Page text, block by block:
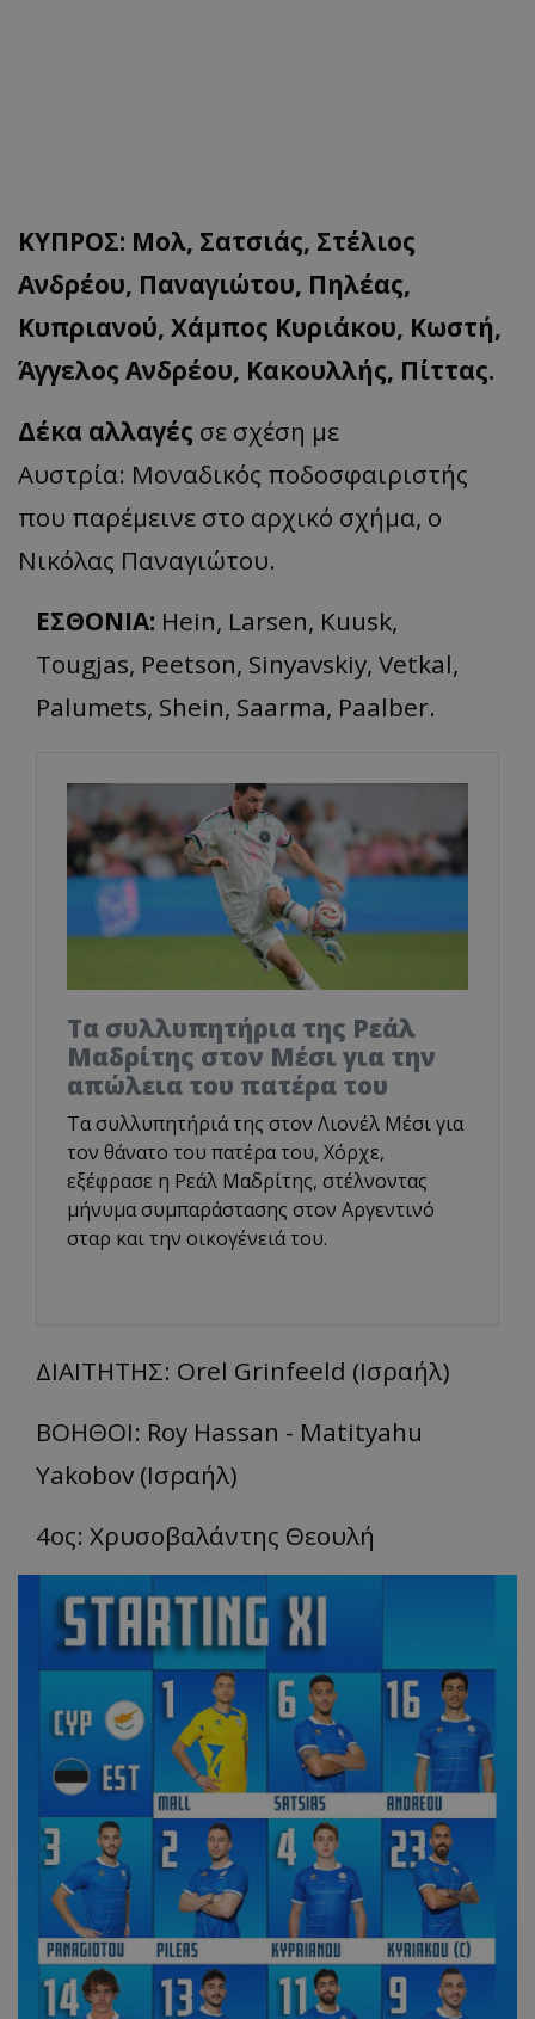
ΚΥΠΡΟΣ: Μολ, Σατσιάς, Στέλιος
Ανδρέου, Παναγιώτου, Πηλέας,
Κυπριανού, Χάμπος Κυριάκου, Κωστή,
Άγγελος Ανδρέου, Κακουλλής, Πίττας.
Δέκα αλλαγές σε σχέση με
Αυστρία: Μοναδικός ποδοσφαιριστής
που παρέμεινε στο αρχικό σχήμα, ο
Νικόλας Παναγιώτου.
ΕΣΘΟΝΙΑ: Hein, Larsen, Kuusk,
Tougjas, Peetson, Sinyavskiy, Vetkal,
Palumets, Shein, Saarma, Paalber.
Τα συλλυπητήρια της Ρεάλ
Μαδρίτης στον Μέσι για την
απώλεια του πατέρα του
Τα συλλυπητήριά της στον Λιονέλ Μέσι για
τον θάνατο του πατέρα του, Χόρχε,
εξέφρασε η Ρεάλ Μαδρίτης, στέλνοντας
μήνυμα συμπαράστασης στον Αργεντινό
σταρ και την οικογένειά του.
ΔΙΑΙΤΗΤΗΣ: Orel Grinfeeld (Ισραήλ)
ΒΟΗΘΟΙ: Roy Hassan - Matityahu
Yakobov (Ισραήλ)
4ος: Χρυσοβαλάντης Θεουλή